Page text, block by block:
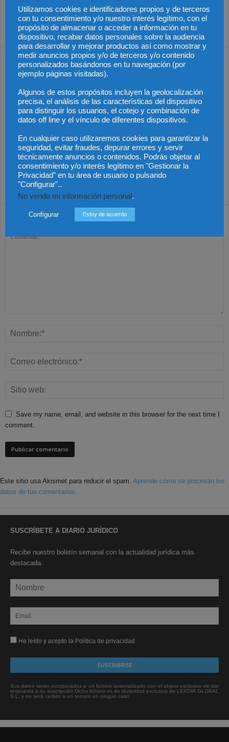
La Cámara de Comercio de
Bogotá crea el "e-
arbitraje"
Trabajar por siempre
Artículos relacionados Más del autor
AGM Abogados refuerza
Chambers Europe 2026
con nuevos
reconocimientos y
mejoras en sus
clasificaciones
El ICAM lanza la serie
“Claves jurídicas de la
actualidad” para aportar
rigor jurídico a los
grandes debates
sociales
Una sentencia pionera
avala el despido
objetivo por ineptitud
sobrevenida pese a la
denegación de
incapacidad
permanente
Dejar una respuesta
Save my name, email, and website in this browser for the next time I
comment.
Este sitio usa Akismet para reducir el spam. Aprende cómo se procesan los
datos de tus comentarios.
SUSCRÍBETE A DIARIO JURÍDICO
Recibe nuestro boletín semanal con la actualidad jurídica más
destacada.
He leído y acepto la Política de privacidad
Sus datos serán incorporados a un fichero automatizado con el objeto exclusivo de dar
respuesta a su suscripción Dicho fichero es de titularidad exclusiva de LEXDIR GLOBAL
S.L. y no será cedido a un tercero en ningún caso.
Utilizamos cookies e identificadores propios y de terceros
con tu consentimiento y/o nuestro interés legítimo, con el
propósito de almacenar o acceder a información en tu
dispositivo, recabar datos personales sobre la audiencia
para desarrollar y mejorar productos así como mostrar y
medir anuncios propios y/o de terceros y/o contenido
personalizados basándonos en tu navegación (por
ejemplo páginas visitadas).
Algunos de estos propósitos incluyen la geolocalización
precisa, el análisis de las características del dispositivo
para distinguir los usuarios, el cotejo y combinación de
datos off line y el vínculo de diferentes dispositivos.
En cualquier caso utilizaremos cookies para garantizar la
seguridad, evitar fraudes, depurar errores y servir
técnicamente anuncios o contenidos. Podrás objetar al
consentimiento y/o interés legítimo en "Gestionar la
Privacidad" en tu área de usuario o pulsando
"Configurar"..
No venda mi información personal .
Configurar Estoy de acuerdo